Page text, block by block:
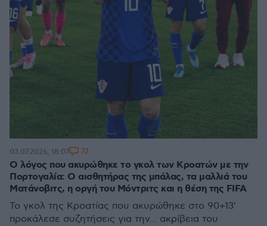
Ο λόγος που ακυρώθηκε το γκολ των Κροατών με την
Πορτογαλία: Ο αισθητήρας της μπάλας, τα μαλλιά του
Ματάνοβιτς, η οργή του Μόντριτς και η θέση της FIFA
Το γκολ της Κροατίας που ακυρώθηκε στο 90+13'
προκάλεσε συζητήσεις για την... ακρίβεια του
03.07.2026, 18:07 72